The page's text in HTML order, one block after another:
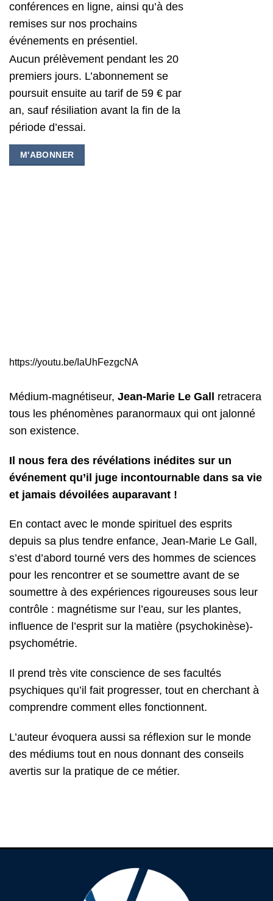
conférences en ligne, ainsi qu’à des
remises sur nos prochains
événements en présentiel.
Aucun prélèvement pendant les 20
premiers jours. L’abonnement se
poursuit ensuite au tarif de 59 € par
an, sauf résiliation avant la fin de la
période d’essai.
M'ABONNER
https://youtu.be/IaUhFezgcNA
Médium-magnétiseur, Jean-Marie Le Gall retracera
tous les phénomènes paranormaux qui ont jalonné
son existence.
Il nous fera des révélations inédites sur un
événement qu’il juge incontournable dans sa vie
et jamais dévoilées auparavant !
En contact avec le monde spirituel des esprits
depuis sa plus tendre enfance, Jean-Marie Le Gall,
s’est d’abord tourné vers des hommes de sciences
pour les rencontrer et se soumettre avant de se
soumettre à des expériences rigoureuses sous leur
contrôle : magnétisme sur l’eau, sur les plantes,
influence de l’esprit sur la matière (psychokinèse)-
psychométrie.
Il prend très vite conscience de ses facultés
psychiques qu’il fait progresser, tout en cherchant à
comprendre comment elles fonctionnent.
L’auteur évoquera aussi sa réflexion sur le monde
des médiums tout en nous donnant des conseils
avertis sur la pratique de ce métier.